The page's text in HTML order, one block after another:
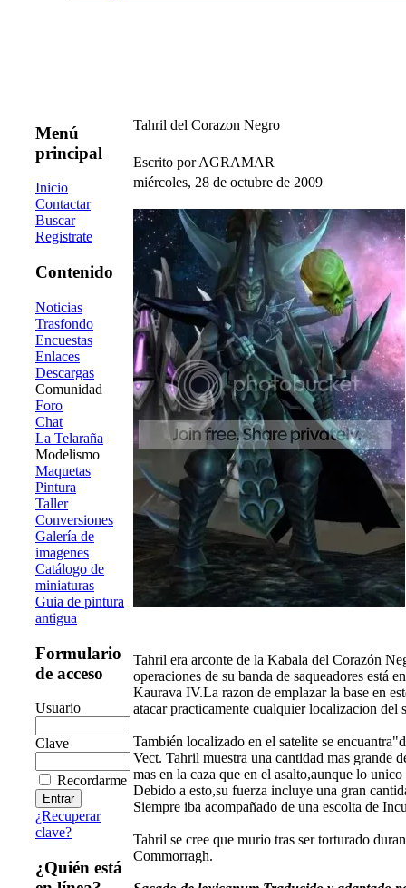
Menú
principal
Inicio
Contactar
Buscar
Registrate
Contenido
Noticias
Trasfondo
Encuestas
Enlaces
Descargas
Comunidad
Foro
Chat
La Telaraña
Modelismo
Maquetas
Pintura
Taller
Conversiones
Galería de
imagenes
Catálogo de
miniaturas
Guia de pintura
antigua
Formulario
de acceso
Usuario
Clave
Recordarme
¿Recuperar
clave?
¿Quién está
Tahril del Corazon Negro
Escrito por AGRAMAR
miércoles, 28 de octubre de 2009
Tahril era arconte de la Kabala del Corazón
operaciones de su banda de saqueadores está
Kaurava IV.La razon de emplazar la base en
atacar practicamente cualquier localizacion
También localizado en el satelite se
Vect. Tahril muestra una cantidad mas grande
mas en la caza que en el asalto,aunque lo
Debido a esto,su fuerza incluye una gran
Siempre iba acompañado de una escolta de
Tahril se cree que murio tras ser torturado
Commorragh.